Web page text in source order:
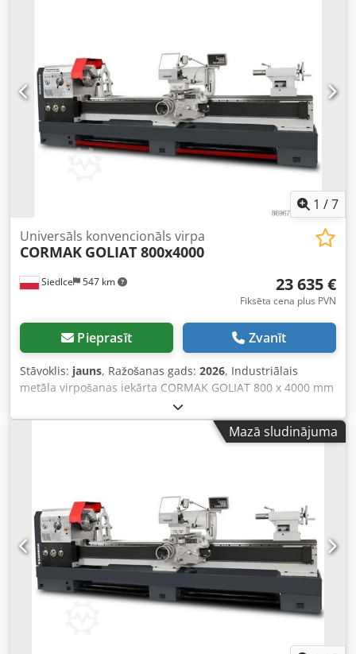
1 /7
Siedlce 547 km
Universāls konvencionāls virpa
CORMAK GOLIAT 800x4000
23 635 €
Fiksēta cena plus PVN
Pieprasīt Zvanīt
Stāvoklis: jauns, Ražošanas gads: 2026, Industriālais
metāla virpošanas iekārta CORMAK GOLIAT 800 x 4000 mm
Galvenās priekšrocības: - Universālā virpošanas iekārta
GOLIAT 800 x 4000 (CJ6280YC/4000) var tikt izmantota
daudziem uzdevumiem, piemēram, iekšējo un ārējo
nodrošina maksimālu vibrācijas samazināšanu. Turklāt
virpošanas galds ir termiski apstrādāts un precīzi slīpēts.
Iekārtas virpošanas galds ir īpaši izturīgs pret deformāciju
un vibrācijām. - Centrāla padeves vadības sistēma,
vītņveida vārpsta un vītņveida vārpstas papildierīce
pavedienu griešanai. - Digitālā atskaite darbojas (3) trīs
kustības asīs: garenvirzienā, šķērsvirzienā, augšējā
virpošanas galdiņā. Pārveidotais elektroniskais signāls no
Mazā sludinājuma